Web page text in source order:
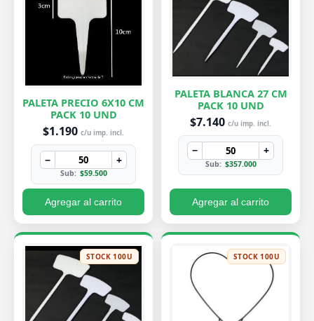
PALETA PRECIO 6X10 CM
PACK 10 UND
$1.190 c/u imp. incl.
− +
Sub: $59.500
Agregar al carrito
PALETA BLANCA 27 CM
PACK 10 UND
$7.140 c/u imp. incl.
− +
Sub: $357.000
Agregar al carrito
STOCK 100U STOCK 100U